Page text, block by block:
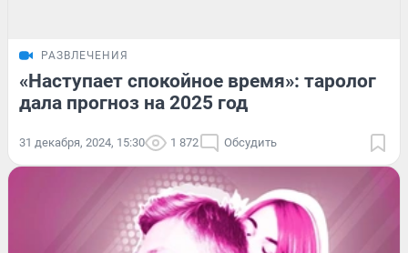
РАЗВЛЕЧЕНИЯ
«Наступает спокойное время»: таролог
дала прогноз на 2025 год
31 декабря, 2024, 15:30 1 872 Обсудить